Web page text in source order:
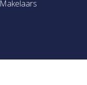
Makelaars